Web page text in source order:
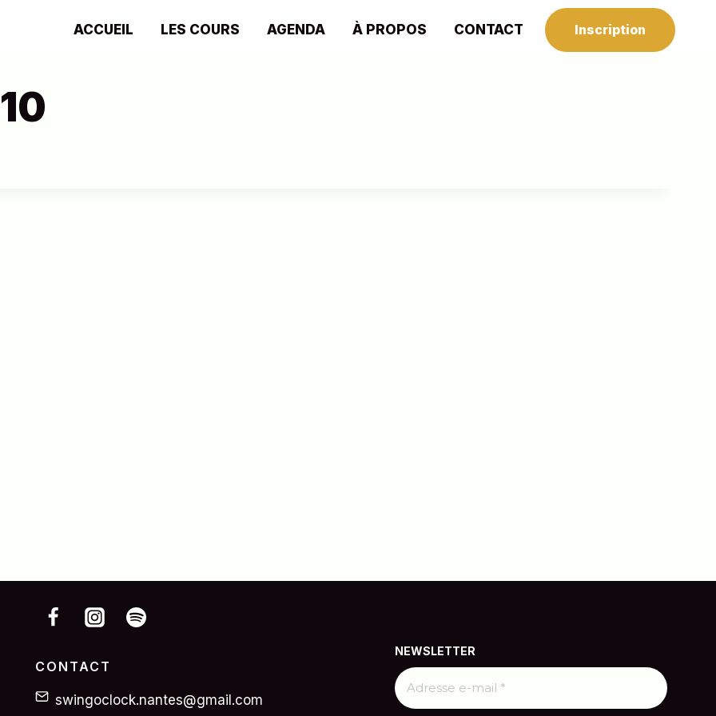
ACCUEIL LES COURS AGENDA À PROPOS CONTACT Inscription
CONTACT
swingoclock.nantes@gmail.com
NEWSLETTER